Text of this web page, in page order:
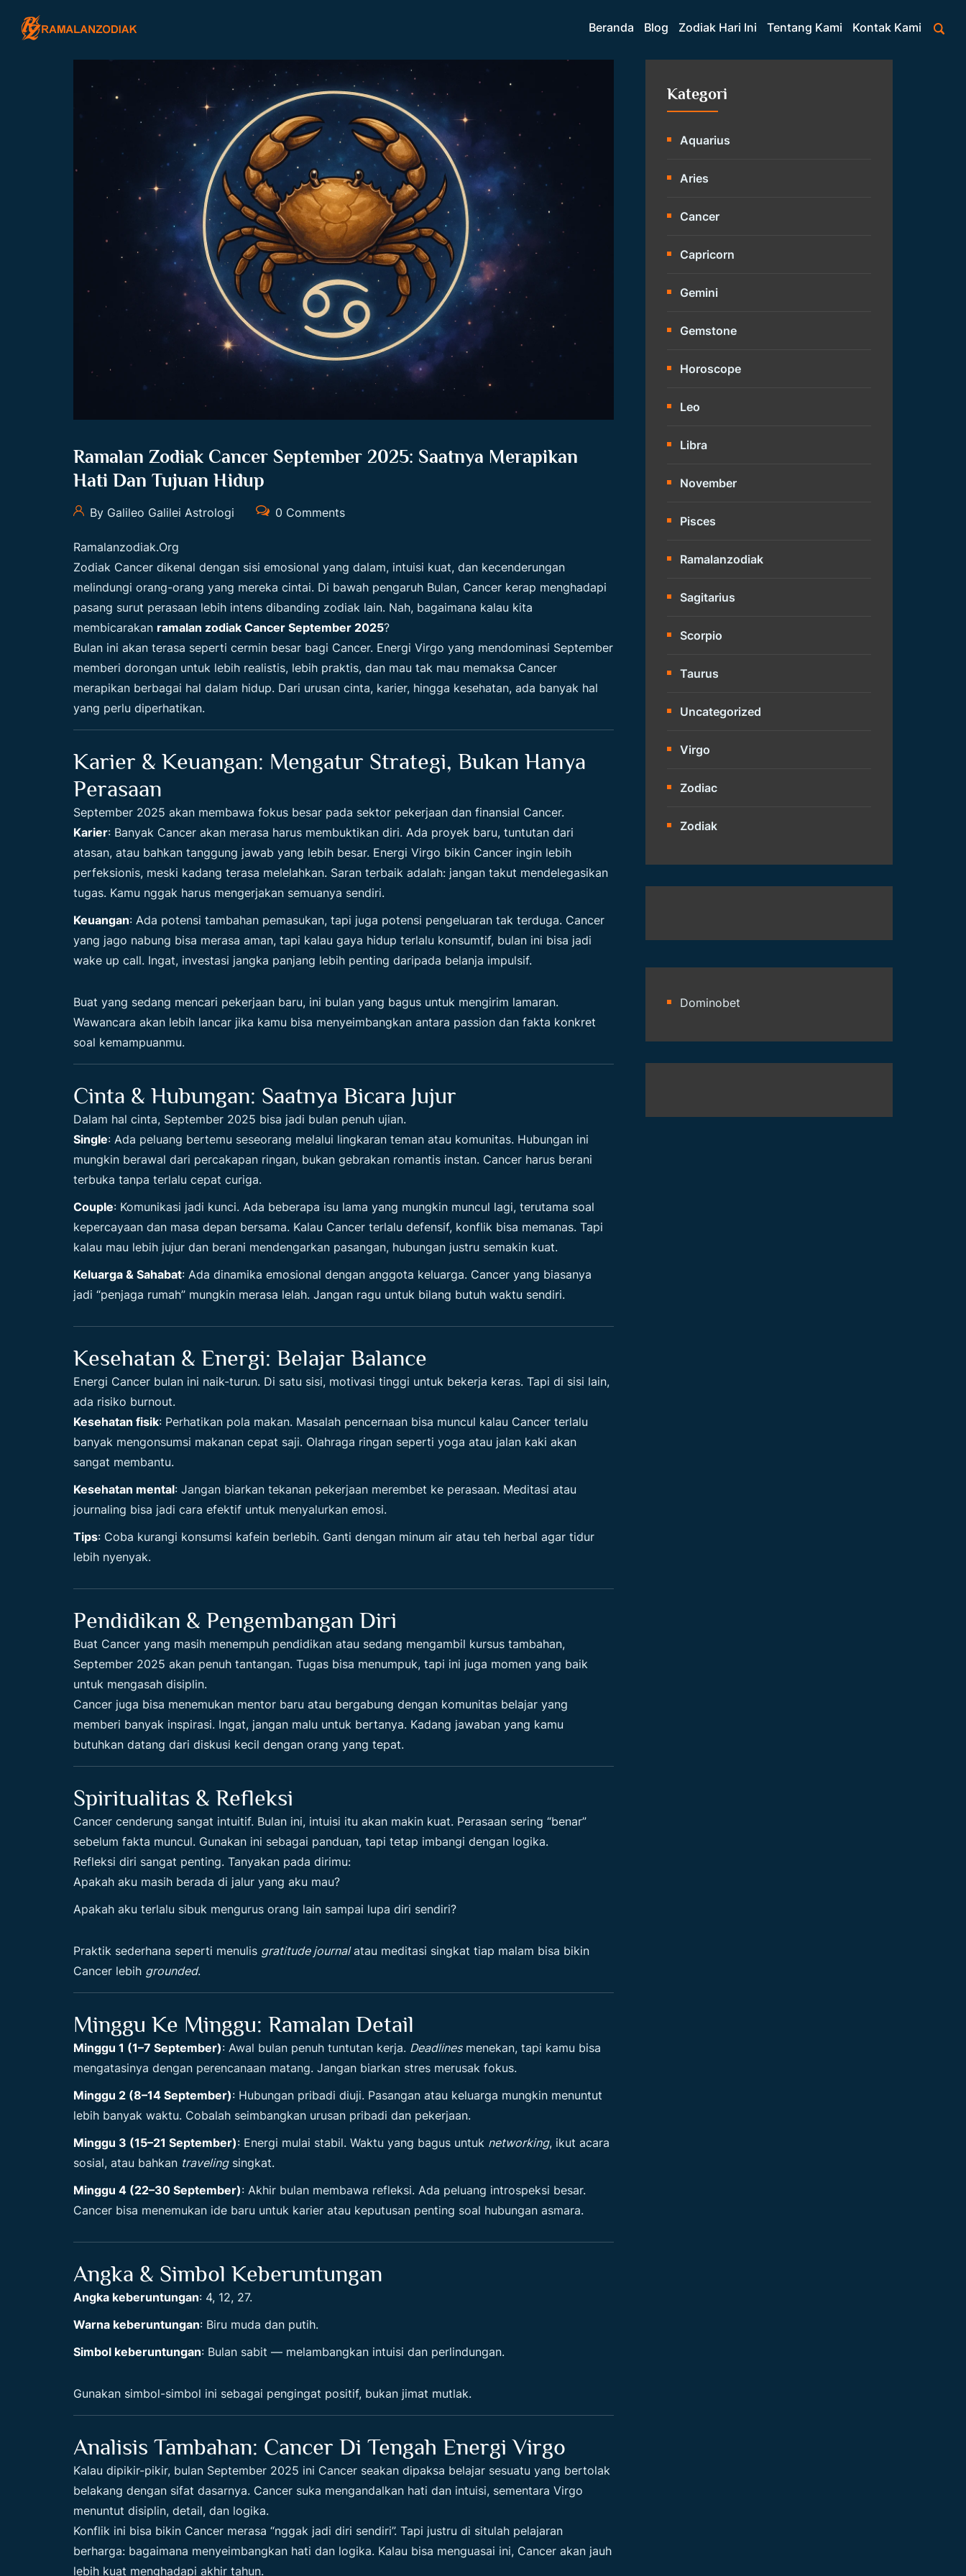
Beranda Blog Zodiak Hari Ini Tentang Kami Kontak Kami
Ramalan Zodiak Cancer September 2025: Saatnya Merapikan
Hati Dan Tujuan Hidup
By Galileo Galilei Astrologi 0 Comments
Ramalanzodiak.org
Zodiak Cancer dikenal dengan sisi emosional yang dalam, intuisi kuat, dan kecenderungan
melindungi orang-orang yang mereka cintai. Di bawah pengaruh Bulan, Cancer kerap menghadapi
pasang surut perasaan lebih intens dibanding zodiak lain. Nah, bagaimana kalau kita
membicarakan ramalan zodiak Cancer September 2025?
Bulan ini akan terasa seperti cermin besar bagi Cancer. Energi Virgo yang mendominasi September
memberi dorongan untuk lebih realistis, lebih praktis, dan mau tak mau memaksa Cancer
merapikan berbagai hal dalam hidup. Dari urusan cinta, karier, hingga kesehatan, ada banyak hal
yang perlu diperhatikan.
Karier & Keuangan: Mengatur Strategi, Bukan Hanya
Perasaan
September 2025 akan membawa fokus besar pada sektor pekerjaan dan finansial Cancer.
Karier: Banyak Cancer akan merasa harus membuktikan diri. Ada proyek baru, tuntutan dari
atasan, atau bahkan tanggung jawab yang lebih besar. Energi Virgo bikin Cancer ingin lebih
perfeksionis, meski kadang terasa melelahkan. Saran terbaik adalah: jangan takut mendelegasikan
tugas. Kamu nggak harus mengerjakan semuanya sendiri.
Keuangan: Ada potensi tambahan pemasukan, tapi juga potensi pengeluaran tak terduga. Cancer
yang jago nabung bisa merasa aman, tapi kalau gaya hidup terlalu konsumtif, bulan ini bisa jadi
wake up call. Ingat, investasi jangka panjang lebih penting daripada belanja impulsif.
Buat yang sedang mencari pekerjaan baru, ini bulan yang bagus untuk mengirim lamaran.
Wawancara akan lebih lancar jika kamu bisa menyeimbangkan antara passion dan fakta konkret
soal kemampuanmu.
Cinta & Hubungan: Saatnya Bicara Jujur
Dalam hal cinta, September 2025 bisa jadi bulan penuh ujian.
Single: Ada peluang bertemu seseorang melalui lingkaran teman atau komunitas. Hubungan ini
mungkin berawal dari percakapan ringan, bukan gebrakan romantis instan. Cancer harus berani
terbuka tanpa terlalu cepat curiga.
Couple: Komunikasi jadi kunci. Ada beberapa isu lama yang mungkin muncul lagi, terutama soal
kepercayaan dan masa depan bersama. Kalau Cancer terlalu defensif, konflik bisa memanas. Tapi
kalau mau lebih jujur dan berani mendengarkan pasangan, hubungan justru semakin kuat.
Keluarga & Sahabat: Ada dinamika emosional dengan anggota keluarga. Cancer yang biasanya
jadi “penjaga rumah” mungkin merasa lelah. Jangan ragu untuk bilang butuh waktu sendiri.
Kesehatan & Energi: Belajar Balance
Energi Cancer bulan ini naik-turun. Di satu sisi, motivasi tinggi untuk bekerja keras. Tapi di sisi lain,
ada risiko burnout.
Kesehatan fisik: Perhatikan pola makan. Masalah pencernaan bisa muncul kalau Cancer terlalu
banyak mengonsumsi makanan cepat saji. Olahraga ringan seperti yoga atau jalan kaki akan
sangat membantu.
Kesehatan mental: Jangan biarkan tekanan pekerjaan merembet ke perasaan. Meditasi atau
journaling bisa jadi cara efektif untuk menyalurkan emosi.
Tips: Coba kurangi konsumsi kafein berlebih. Ganti dengan minum air atau teh herbal agar tidur
lebih nyenyak.
Pendidikan & Pengembangan Diri
Buat Cancer yang masih menempuh pendidikan atau sedang mengambil kursus tambahan,
September 2025 akan penuh tantangan. Tugas bisa menumpuk, tapi ini juga momen yang baik
untuk mengasah disiplin.
Cancer juga bisa menemukan mentor baru atau bergabung dengan komunitas belajar yang
memberi banyak inspirasi. Ingat, jangan malu untuk bertanya. Kadang jawaban yang kamu
butuhkan datang dari diskusi kecil dengan orang yang tepat.
Spiritualitas & Refleksi
Cancer cenderung sangat intuitif. Bulan ini, intuisi itu akan makin kuat. Perasaan sering “benar”
sebelum fakta muncul. Gunakan ini sebagai panduan, tapi tetap imbangi dengan logika.
Refleksi diri sangat penting. Tanyakan pada dirimu:
Apakah aku masih berada di jalur yang aku mau?
Apakah aku terlalu sibuk mengurus orang lain sampai lupa diri sendiri?
Praktik sederhana seperti menulis gratitude journalatau meditasi singkat tiap malam bisa bikin
Cancer lebih grounded.
Minggu Ke Minggu: Ramalan Detail
Minggu 1 (1–7 September): Awal bulan penuh tuntutan kerja. Deadlinesmenekan, tapi kamu bisa
mengatasinya dengan perencanaan matang. Jangan biarkan stres merusak fokus.
Minggu 2 (8–14 September): Hubungan pribadi diuji. Pasangan atau keluarga mungkin menuntut
lebih banyak waktu. Cobalah seimbangkan urusan pribadi dan pekerjaan.
Minggu 3 (15–21 September): Energi mulai stabil. Waktu yang bagus untuk networking, ikut acara
sosial, atau bahkan travelingsingkat.
Minggu 4 (22–30 September): Akhir bulan membawa refleksi. Ada peluang introspeksi besar.
Cancer bisa menemukan ide baru untuk karier atau keputusan penting soal hubungan asmara.
Angka & Simbol Keberuntungan
Angka keberuntungan: 4, 12, 27.
Warna keberuntungan: Biru muda dan putih.
Simbol keberuntungan: Bulan sabit — melambangkan intuisi dan perlindungan.
Gunakan simbol-simbol ini sebagai pengingat positif, bukan jimat mutlak.
Analisis Tambahan: Cancer Di Tengah Energi Virgo
Kalau dipikir-pikir, bulan September 2025 ini Cancer seakan dipaksa belajar sesuatu yang bertolak
belakang dengan sifat dasarnya. Cancer suka mengandalkan hati dan intuisi, sementara Virgo
menuntut disiplin, detail, dan logika.
Konflik ini bisa bikin Cancer merasa “nggak jadi diri sendiri”. Tapi justru di situlah pelajaran
berharga: bagaimana menyeimbangkan hati dan logika. Kalau bisa menguasai ini, Cancer akan jauh
lebih kuat menghadapi akhir tahun.
Kategori
Aquarius
Aries
Cancer
Capricorn
Gemini
Gemstone
Horoscope
Leo
Libra
November
Pisces
Ramalanzodiak
Sagitarius
Scorpio
Taurus
Uncategorized
Virgo
Zodiac
Zodiak
Dominobet